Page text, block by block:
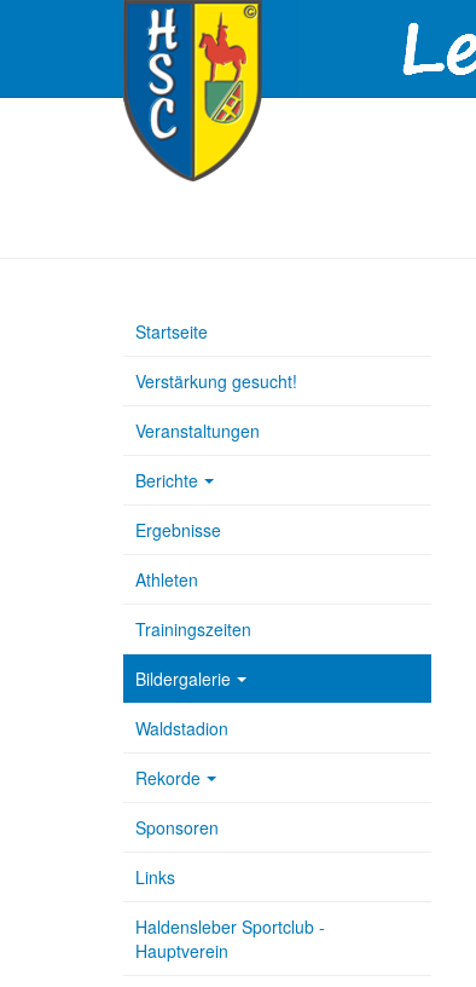
Startseite
Verstärkung gesucht!
Veranstaltungen
Berichte
Ergebnisse
Athleten
Trainingszeiten
Bildergalerie
Waldstadion
Rekorde
Sponsoren
Links
Haldensleber Sportclub -
Hauptverein